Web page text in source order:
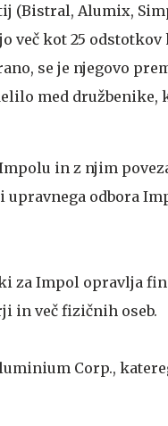
(Bistral, Alumix,
več kot 25 odstotkov
se je njegovo
med družbenike,
in z njim
odbora
za Impol opravlja
in več fizičnih oseb.
Corp.,